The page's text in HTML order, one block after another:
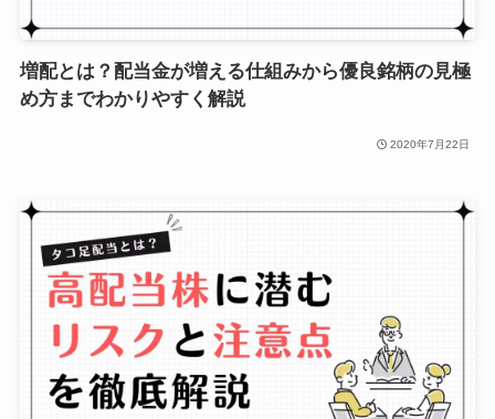
増配とは？配当金が増える仕組みから優良銘柄の見極
め方までわかりやすく解説
2020年7月22日